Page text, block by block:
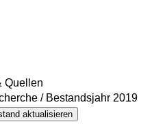
Quellen
/ Bestandsjahr 2019
aktualisieren